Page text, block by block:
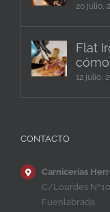
20 julio,
Flat
12 julio,
CONTACTO
Carnicerías
C/Lourdes Nº10
Fuenlabrada